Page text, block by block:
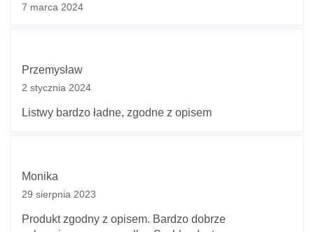
7 marca 2024
Przemysław
2 stycznia 2024
Listwy bardzo ładne, zgodne z opisem
Monika
29 sierpnia 2023
Produkt zgodny z opisem. Bardzo dobrze
Twój adres e-mail *